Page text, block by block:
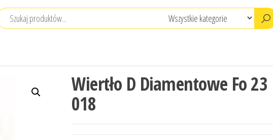
Wiertło D Diamentowe Fo 23
018